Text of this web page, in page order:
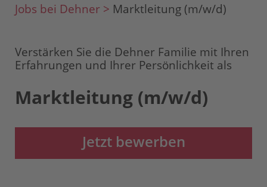
Jobs bei Dehner > Marktleitung (m/w/d)
Verstärken Sie die Dehner Familie mit Ihren
Erfahrungen und Ihrer Persönlichkeit als
Marktleitung (m/w/d)
Jetzt bewerben